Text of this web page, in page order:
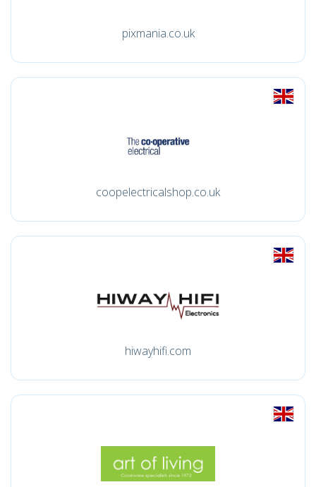
pixmania.co.uk
coopelectricalshop.co.uk
hiwayhifi.com